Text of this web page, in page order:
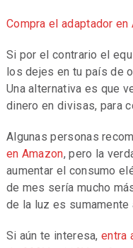
Compra el adaptador en
Si por el contrario el
los dejes en tu país de
Una alternativa es que
dinero en divisas, para
Algunas personas
en Amazon, pero la
aumentar el consumo
de mes sería mucho
de la luz es sumamente
Si aún te interesa,entra